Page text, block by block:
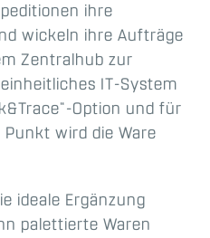
ihre
wickeln ihre Aufträge
Zentralhub zur
IT-System
Option und für
wird die Ware
ideale Ergänzung
palettierte Waren